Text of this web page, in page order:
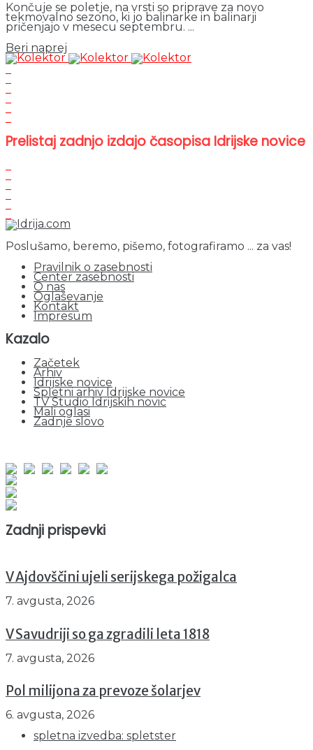
Končuje se poletje, na vrsti so priprave za novo
tekmovalno sezono, ki jo balinarke in balinarji
pričenjajo v mesecu septembru. ...
Beri naprej
Prelistaj zadnjo izdajo časopisa Idrijske novice
Poslušamo, beremo, pišemo, fotografiramo ... za vas!
Pravilnik o zasebnosti
Center zasebnosti
O nas
Oglaševanje
Kontakt
Impresum
Kazalo
Začetek
Arhiv
Idrijske novice
Spletni arhiv Idrijske novice
TV Studio Idrijskih novic
Mali oglasi
Zadnje slovo
Zadnji prispevki
V Ajdovščini ujeli serijskega požigalca
7. avgusta, 2026
V Savudriji so ga zgradili leta 1818
7. avgusta, 2026
Pol milijona za prevoze šolarjev
6. avgusta, 2026
spletna izvedba: spletster